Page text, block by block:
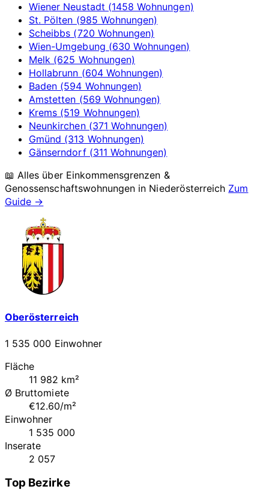
Wiener Neustadt (1458 Wohnungen)
St. Pölten (985 Wohnungen)
Scheibbs (720 Wohnungen)
Wien-Umgebung (630 Wohnungen)
Melk (625 Wohnungen)
Hollabrunn (604 Wohnungen)
Baden (594 Wohnungen)
Amstetten (569 Wohnungen)
Krems (519 Wohnungen)
Neunkirchen (371 Wohnungen)
Gmünd (313 Wohnungen)
Gänserndorf (311 Wohnungen)
📖 Alles über Einkommensgrenzen &
Genossenschaftswohnungen in Niederösterreich Zum
Guide →
Oberösterreich
1 535 000 Einwohner
Fläche
11 982 km²
Ø Bruttomiete
€12.60/m²
Einwohner
1 535 000
Inserate
2 057
Top Bezirke